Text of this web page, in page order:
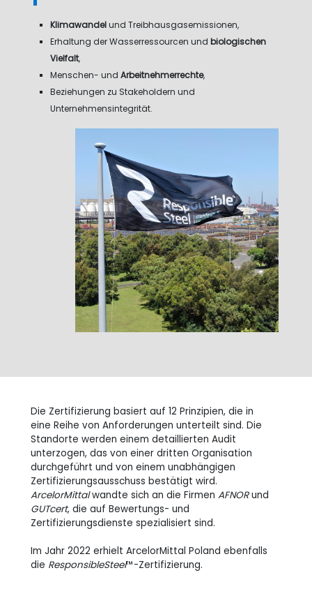
Klimawandelund Treibhausgasemissionen,
Erhaltung der Wasserressourcen und biologischen
Vielfalt,
Menschen- und Arbeitnehmerrechte,
Beziehungen zu Stakeholdern und
Unternehmensintegrität.
Die Zertifizierung basiert auf 12 Prinzipien, die in
eine Reihe von Anforderungen unterteilt sind. Die
Standorte werden einem detaillierten Audit
unterzogen, das von einer dritten Organisation
durchgeführt und von einem unabhängigen
Zertifizierungsausschuss bestätigt wird.
ArcelorMittalwandte sich an die Firmen AFNORund
GUTcert, die auf Bewertungs- und
Zertifizierungsdienste spezialisiert sind.
Im Jahr 2022 erhielt ArcelorMittal Poland ebenfalls
die ResponsibleSteel™-Zertifizierung.